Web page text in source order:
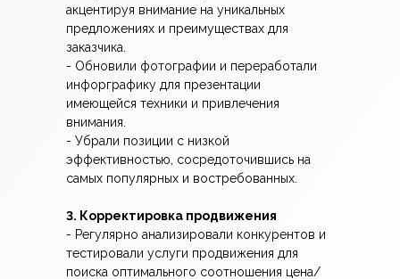
акцентируя внимание на уникальных
предложениях и преимуществах для
заказчика.
- Обновили фотографии и переработали
инфорграфику для презентации
имеющейся техники и привлечения
внимания.
- Убрали позиции с низкой
эффективностью, сосредоточившись на
самых популярных и востребованных.
3. Корректировка продвижения
- Регулярно анализировали конкурентов и
тестировали услуги продвижения для
поиска оптимального соотношения цена/